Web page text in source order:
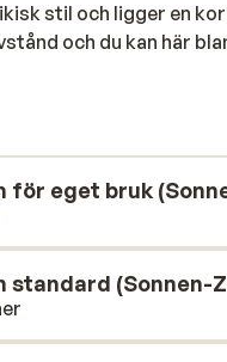
stil och ligger en
och du kan här
du koppla av
omgång bordtennis.
för eget bruk
standard (Sonnen-